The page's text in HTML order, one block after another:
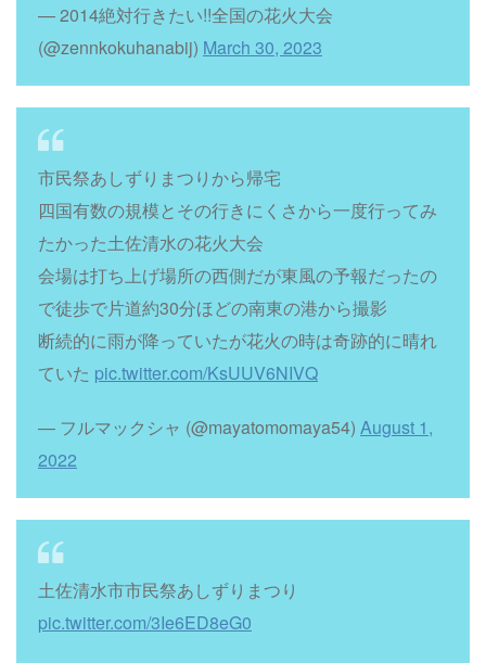
— 2014絶対行きたい!!全国の花火大会
(@zennkokuhanabij) March 30, 2023
市民祭あしずりまつりから帰宅
四国有数の規模とその行きにくさから一度行ってみ
たかった土佐清水の花火大会
会場は打ち上げ場所の西側だが東風の予報だったの
で徒歩で片道約30分ほどの南東の港から撮影
断続的に雨が降っていたが花火の時は奇跡的に晴れ
ていた pic.twitter.com/KsUUV6NIVQ
— フルマックシャ (@mayatomomaya54) August 1,
2022
土佐清水市市民祭あしずりまつり
pic.twitter.com/3Ie6ED8eG0